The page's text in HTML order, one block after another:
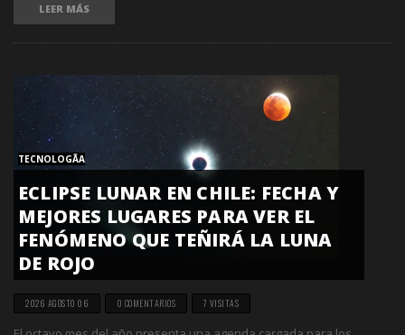
LEER MÁS
TECNOLOGÃ­A
ECLIPSE LUNAR EN CHILE: FECHA Y
MEJORES LUGARES PARA VER EL
FENÓMENO QUE TEÑIRÁ LA LUNA
DE ROJO
2026 AGOSTO 06 0 COMENTARIOS 7 VISITAS